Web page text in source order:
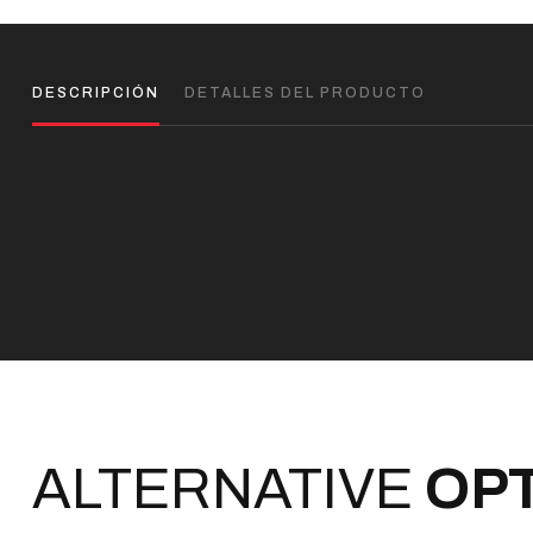
DESCRIPCIÓN DETALLES DEL PRODUCTO
ALTERNATIVE